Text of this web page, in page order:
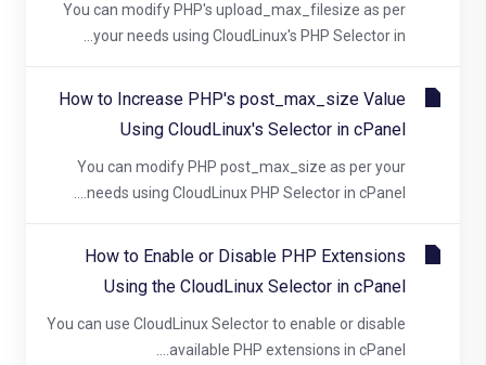
You can modify PHP's upload_max_filesize as per
your needs using CloudLinux's PHP Selector in...
How to Increase PHP's post_max_size Value
Using CloudLinux's Selector in cPanel
You can modify PHP post_max_size as per your
needs using CloudLinux PHP Selector in cPanel....
How to Enable or Disable PHP Extensions
Using the CloudLinux Selector in cPanel
You can use CloudLinux Selector to enable or disable
available PHP extensions in cPanel....